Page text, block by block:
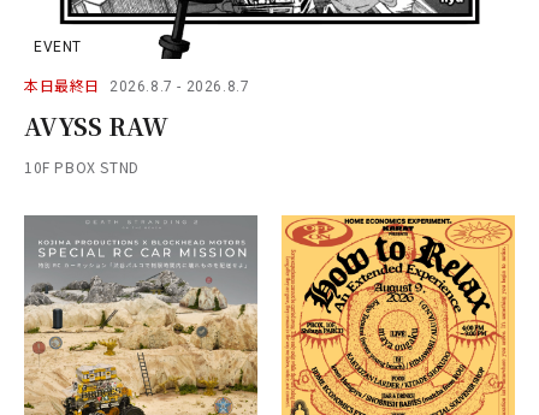
EVENT
本日最終日 2026.8.7 - 2026.8.7
AVYSS RAW
10F PBOX STND